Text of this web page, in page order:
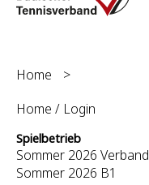
Home
>
Home / Login
Spielbetrieb
Sommer 2026 Verband
Sommer 2026 B1